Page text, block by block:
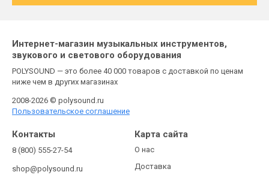
Интернет-магазин музыкальных инструментов,
звукового и светового оборудования
POLYSOUND — это более 40 000 товаров с доставкой по ценам
ниже чем в других магазинах
2008-2026 © polysound.ru
Пользовательское соглашение
Контакты
8 (800) 555-27-54
shop@polysound.ru
Карта сайта
О нас
Доставка